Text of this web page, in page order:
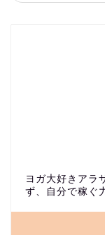
ヨガ大好きアラ
ず、自分で稼ぐ